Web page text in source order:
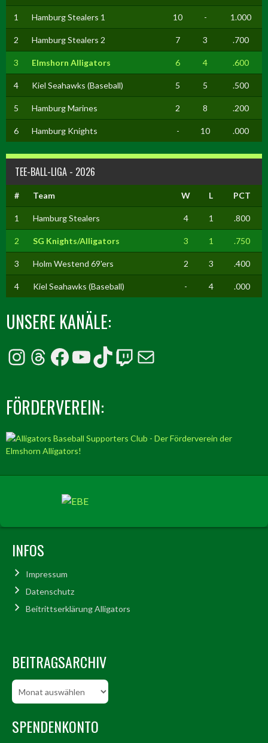
1 Hamburg Stealers 1 10 - 1.000
2 Hamburg Stealers 2 7 3 .700
3 Elmshorn Alligators 6 4 .600
4 Kiel Seahawks (Baseball) 5 5 .500
5 Hamburg Marines 2 8 .200
6 Hamburg Knights - 10 .000
TEE-BALL-LIGA - 2026
# Team W L PCT
1 Hamburg Stealers 4 1 .800
2 SG Knights/Alligators 3 1 .750
3 Holm Westend 69'ers 2 3 .400
4 Kiel Seahawks (Baseball) - 4 .000
UNSERE KANÄLE:
Instagram
Threads
Facebook
YouTube
TikTok
Twitch
E-Mail
FÖRDERVEREIN:
INFOS
Impressum
Datenschutz
Beitrittserklärung Alligators
BEITRAGSARCHIV
Beitragsarchiv
SPENDENKONTO